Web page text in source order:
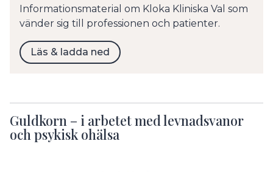
Informationsmaterial om Kloka Kliniska Val som
vänder sig till professionen och patienter.
Läs & ladda ned
Guldkorn – i arbetet med levnadsvanor
och psykisk ohälsa